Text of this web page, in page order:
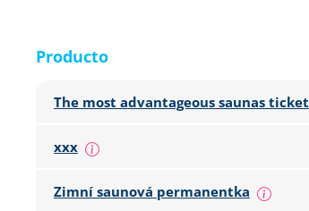
Producto
The most advantageous saunas ticket
xxx
Zimní saunová permanentka